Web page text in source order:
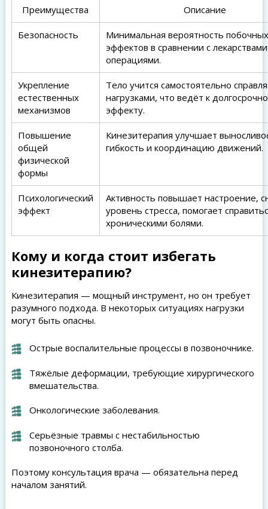
Преимущества Описание
Безопасность
Минимальная вероятность побочных
эффектов в сравнении с
операциями.
Укрепление
естественных
механизмов
Тело учится самостоятельно
нагрузками, что ведёт к
эффекту.
Повышение
общей
физической
формы
Кинезитерапия улучшает
гибкость и координацию движений.
Психологический
эффект
Активность повышает настроение,
уровень стресса, помогает
хроническими болями.
Кому и когда стоит избегать
кинезитерапию?
Кинезитерапия — мощный инструмент, но он требует
разумного подхода. В некоторых ситуациях нагрузки
могут быть опасны.
Острые воспалительные процессы в позвоночнике.
Тяжёлые деформации, требующие хирургического
вмешательства.
Онкологические заболевания.
Серьёзные травмы с нестабильностью
позвоночного столба.
Поэтому консультация врача — обязательна перед
началом занятий.